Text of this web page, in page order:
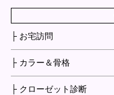
├ お宅訪問
├ カラー＆骨格
├ クローゼット診断